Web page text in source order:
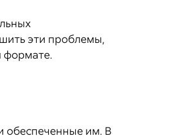
эти проблемы,
формате.
обеспеченные им. В